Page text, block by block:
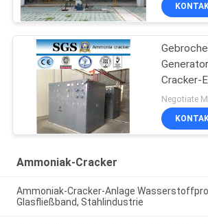
Cracker-
Negotiate
Ammoniak-Cracker
Ammoniak-Cracker-Anlage
Glasfließband, Stahlindustrie